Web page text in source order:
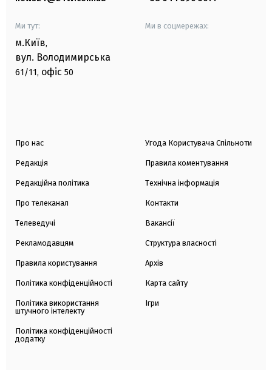
Ми тут:
м.Київ,
вул. Володимирська
61/11, офіс 50
Ми в соцмережах:
Про нас
Редакція
Редакційна політика
Про телеканал
Телеведучі
Рекламодавцям
Правила користування
Політика конфіденційності
Політика використання
штучного інтелекту
Політика конфіденційності
додатку
Угода Користувача Спільноти
Правила коментування
Технічна інформація
Контакти
Вакансії
Структура власності
Архів
Карта сайту
Ігри